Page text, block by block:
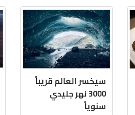
دقيقة
سيخسر العالم قريباً
3000 نهر جليدي
سنوياً